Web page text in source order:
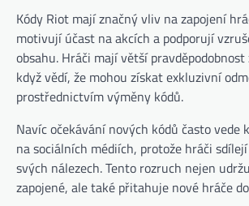
Kódy Riot mají značný vliv na zapojení
motivují účast na akcích a podporují
obsahu. Hráči mají větší
když vědí, že mohou získat exkluzivní
prostřednictvím výměny kódů.
Navíc očekávání nových kódů často vede
na sociálních médiích, protože hráči
svých nálezech. Tento rozruch nejen
zapojené, ale také přitahuje nové hráče